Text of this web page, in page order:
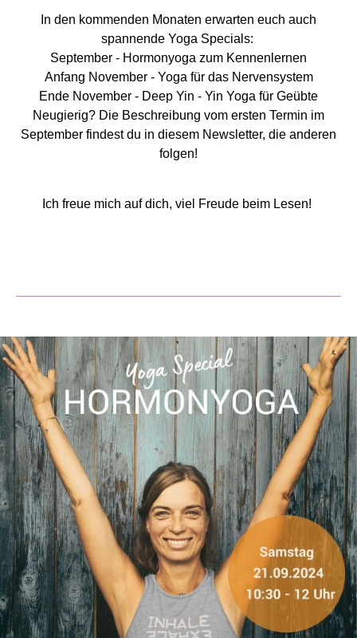
In den kommenden Monaten erwarten euch auch
spannende Yoga Specials:
September - Hormonyoga zum Kennenlernen
Anfang November - Yoga für das Nervensystem
Ende November - Deep Yin - Yin Yoga für Geübte
Neugierig? Die Beschreibung vom ersten Termin im
September findest du in diesem Newsletter, die anderen
folgen!
Ich freue mich auf dich, viel Freude beim Lesen!